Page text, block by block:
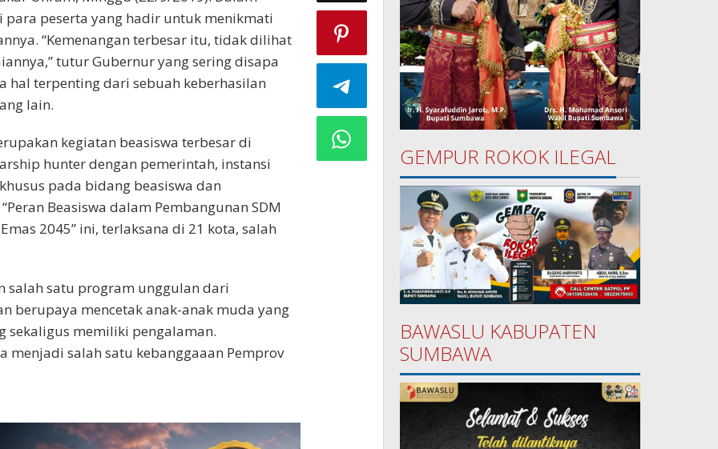
peserta yang hadir untuk menikmati
“Kemenangan terbesar itu, tidak dilihat
tutur Gubernur yang sering disapa
hal terpenting dari sebuah keberhasilan
lain.
kegiatan beasiswa terbesar di
hunter dengan pemerintah, instansi
pada bidang beasiswa dan
Beasiswa dalam Pembangunan SDM
2045” ini, terlaksana di 21 kota, salah
salah satu program unggulan dari
berupaya mencetak anak-anak muda yang
sekaligus memiliki pengalaman.
menjadi salah satu kebanggaaan Pemprov
GEMPUR ROKOK ILEGAL
BAWASLU KABUPATEN
SUMBAWA